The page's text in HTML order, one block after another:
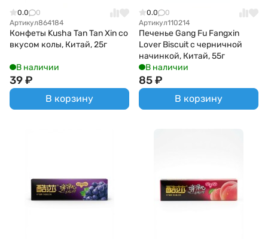
0.0
0
Артикул864184
Конфеты Kusha Tan Tan Xin со
вкусом колы, Китай, 25г
В наличии
39₽
В корзину
0.0
0
Артикул110214
Печенье Gang Fu Fangxin
Lover Biscuit с черничной
начинкой, Китай, 55г
В наличии
85₽
В корзину